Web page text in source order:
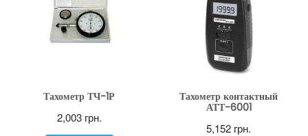
Тахометр ТЧ-1Р
2,003 грн.
Тахометр контактный
АТТ-6001
5,152 грн.